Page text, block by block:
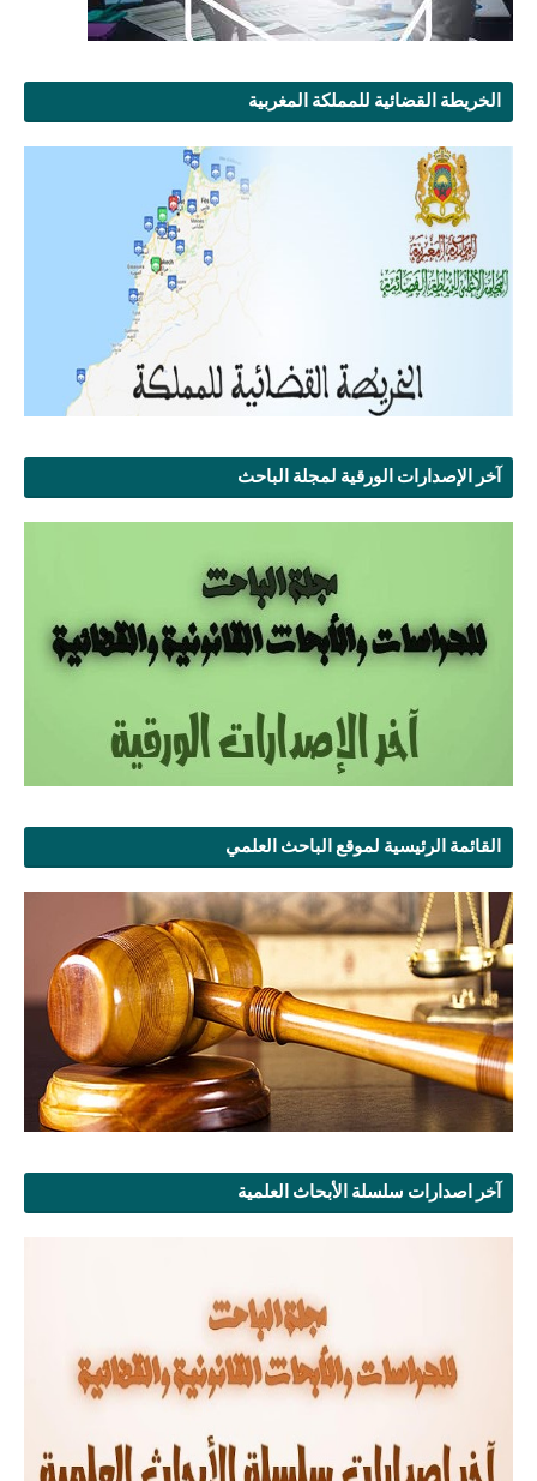
الخريطة القضائية للمملكة المغربية
آخر الإصدارات الورقية لمجلة الباحث
القائمة الرئيسية لموقع الباحث العلمي
آخر اصدارات سلسلة الأبحاث العلمية